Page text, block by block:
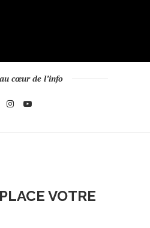
cœur de l’info
VOTRE